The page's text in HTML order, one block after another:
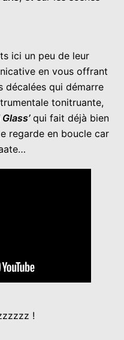
ici un peu de leur
en vous offrant
décalées qui démarre
tonitruante,
qui fait déjà bien
regarde en boucle car
!